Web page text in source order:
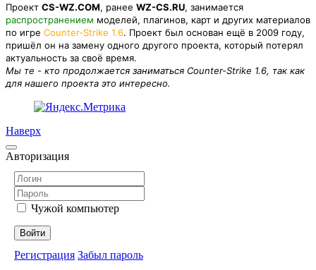
Проект CS-WZ.COM, ранее WZ-CS.RU, занимается
распространением моделей, плагинов, карт и других материалов
по игре Counter-Strike 1.6. Проект был основан ещё в 2009 году,
пришёл он на замену одного другого проекта, который потерял
актуальность за своё время.
Мы те - кто продолжается заниматься Counter-Strike 1.6, так как
для нашего проекта это интересно.
Наверх
Авторизация
Чужой компьютер
Войти
Регистрация Забыл пароль